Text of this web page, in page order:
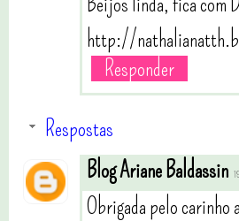
http://
Responder
Respostas
Blog Ariane Baldassin
Obrigada pelo carinho